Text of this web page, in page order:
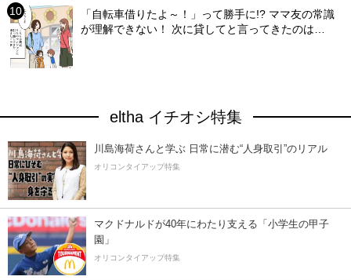
「自転車借りたよ～！」って勝手に!? ママ友の常識
が理解できない！ 次に貸してと言ってきたのは…
eltha イチオシ特集
川島海荷さんと学ぶ 日常に潜む“人身取引”のリアル
オリコンタイアップ特集
マクドナルドが40年にわたり支える「小学生の甲子
園」
オリコンタイアップ特集